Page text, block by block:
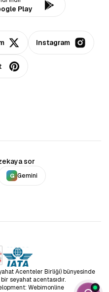
Play
Instagram
sor
G Gemini
Acenteler Birliği) bünyesinde
seyahat acentasıdır.
Webimonline